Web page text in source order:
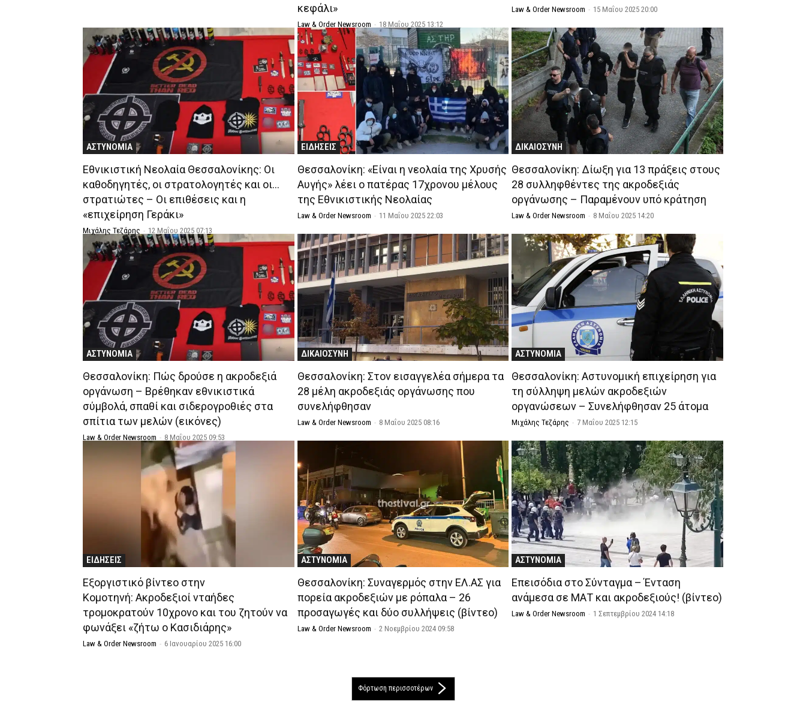
κεφάλι»
Law & Order Newsroom - 18 Μαΐου 2025 13:12
Law & Order Newsroom - 15 Μαΐου 2025 20:00
ΑΣΤΥΝΟΜΙΑ
Εθνικιστική Νεολαία Θεσσαλονίκης: Οι
καθοδηγητές, οι στρατολογητές και οι…
στρατιώτες – Οι επιθέσεις και η
«επιχείρηση Γεράκι»
Μιχάλης Τεζάρης - 12 Μαΐου 2025 07:13
ΕΙΔΗΣΕΙΣ
Θεσσαλονίκη: «Είναι η νεολαία της Χρυσής
Αυγής» λέει ο πατέρας 17χρονου μέλους
της Εθνικιστικής Νεολαίας
Law & Order Newsroom - 11 Μαΐου 2025 22:03
ΔΙΚΑΙΟΣΥΝΗ
Θεσσαλονίκη: Δίωξη για 13 πράξεις στους
28 συλληφθέντες της ακροδεξιάς
οργάνωσης – Παραμένουν υπό κράτηση
Law & Order Newsroom - 8 Μαΐου 2025 14:20
ΑΣΤΥΝΟΜΙΑ
Θεσσαλονίκη: Πώς δρούσε η ακροδεξιά
οργάνωση – Βρέθηκαν εθνικιστικά
σύμβολά, σπαθί και σιδερογροθιές στα
σπίτια των μελών (εικόνες)
Law & Order Newsroom - 8 Μαΐου 2025 09:53
ΔΙΚΑΙΟΣΥΝΗ
Θεσσαλονίκη: Στον εισαγγελέα σήμερα τα
28 μέλη ακροδεξιάς οργάνωσης που
συνελήφθησαν
Law & Order Newsroom - 8 Μαΐου 2025 08:16
ΑΣΤΥΝΟΜΙΑ
Θεσσαλονίκη: Αστυνομική επιχείρηση για
τη σύλληψη μελών ακροδεξιών
οργανώσεων – Συνελήφθησαν 25 άτομα
Μιχάλης Τεζάρης - 7 Μαΐου 2025 12:15
ΕΙΔΗΣΕΙΣ
Εξοργιστικό βίντεο στην
Κομοτηνή: Ακροδεξιοί νταήδες
τρομοκρατούν 10χρονο και του ζητούν να
φωνάξει «ζήτω ο Κασιδιάρης»
Law & Order Newsroom - 6 Ιανουαρίου 2025 16:00
ΑΣΤΥΝΟΜΙΑ
Θεσσαλονίκη: Συναγερμός στην ΕΛ.ΑΣ για
πορεία ακροδεξιών με ρόπαλα – 26
προσαγωγές και δύο συλλήψεις (βίντεο)
Law & Order Newsroom - 2 Νοεμβρίου 2024 09:58
ΑΣΤΥΝΟΜΙΑ
Επεισόδια στο Σύνταγμα – Ένταση
ανάμεσα σε ΜΑΤ και ακροδεξιούς! (βίντεο)
Law & Order Newsroom - 1 Σεπτεμβρίου 2024 14:18
Φόρτωση περισσοτέρων